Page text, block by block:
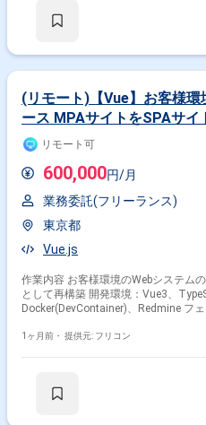
(リモート)【Vue】お客様
ース MPAサイトをSPAサイ
リモート可
600,000円/月
業務委託(フリーランス)
東京都
Vue.js
作業内容 お客様環境のWebシステム
として再構築 開発環境：Vue3、
Docker(DevContainer)、Redmine フ
1ヶ月前・ 提供元: フリコン